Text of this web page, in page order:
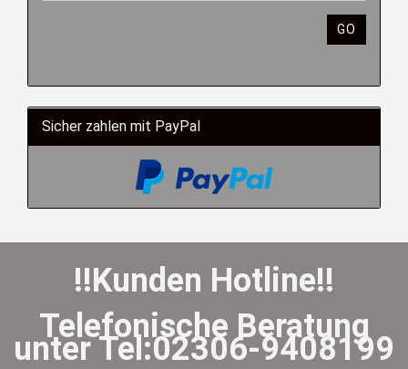
GO
Sicher zahlen mit PayPal
!!Kunden Hotline!!
Telefonische Beratung
unter Tel:02306-9408199